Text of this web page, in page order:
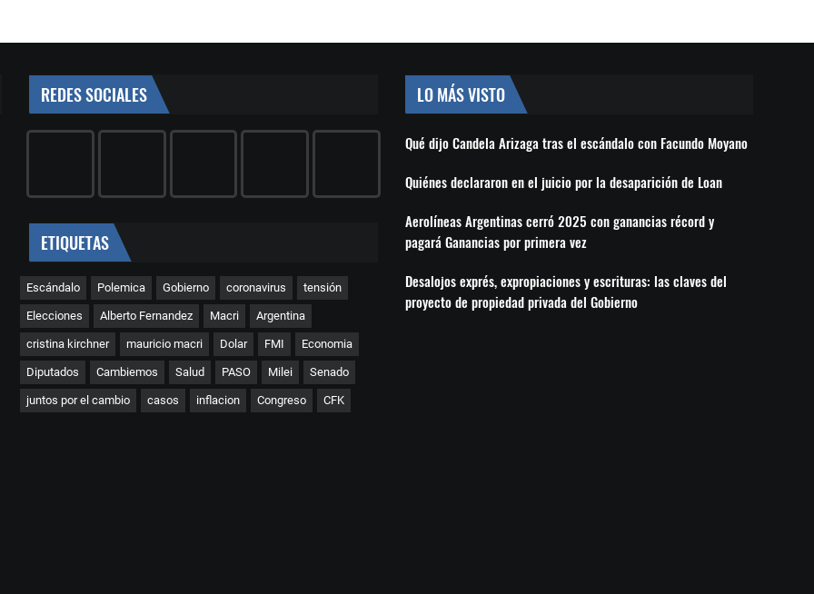
REDES SOCIALES
ETIQUETAS
Escándalo Polemica Gobierno coronavirus tensión
Elecciones Alberto Fernandez Macri Argentina
cristina kirchner mauricio macri Dolar FMI Economia
Diputados Cambiemos Salud PASO Milei Senado
juntos por el cambio casos inflacion Congreso CFK
LO MÁS VISTO
Qué dijo Candela Arizaga tras el escándalo con Facundo Moyano
Quiénes declararon en el juicio por la desaparición de Loan
Aerolíneas Argentinas cerró 2025 con ganancias récord y
pagará Ganancias por primera vez
Desalojos exprés, expropiaciones y escrituras: las claves del
proyecto de propiedad privada del Gobierno